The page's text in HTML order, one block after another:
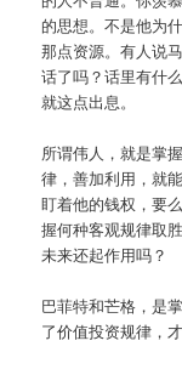
的思想。不是他为
那点资源。有人说
话了吗？话里有什
就这点出息。
所谓伟人，就是掌
律，善加利用，就
盯着他的钱权，要
握何种客观规律取
未来还起作用吗？
巴菲特和芒格，是
了价值投资规律，